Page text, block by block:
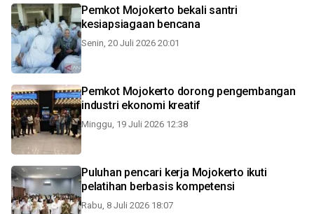
Pemkot Mojokerto bekali santri
kesiapsiagaan bencana
Senin, 20 Juli 2026 20:01
Pemkot Mojokerto dorong pengembangan
industri ekonomi kreatif
Minggu, 19 Juli 2026 12:38
Puluhan pencari kerja Mojokerto ikuti
pelatihan berbasis kompetensi
Rabu, 8 Juli 2026 18:07